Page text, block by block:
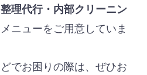
理代行・内部クリーニン
ニューをご用意していま
でお困りの際は、ぜひお